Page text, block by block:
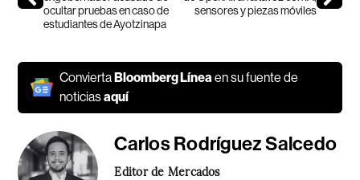
ocultar pruebas en caso de
estudiantes de Ayotzinapa
sensores y piezas móviles
ConviertaBloomberg Líneaen su fuente de
noticiasaquí
Carlos Rodríguez Salcedo
Editor de Mercados